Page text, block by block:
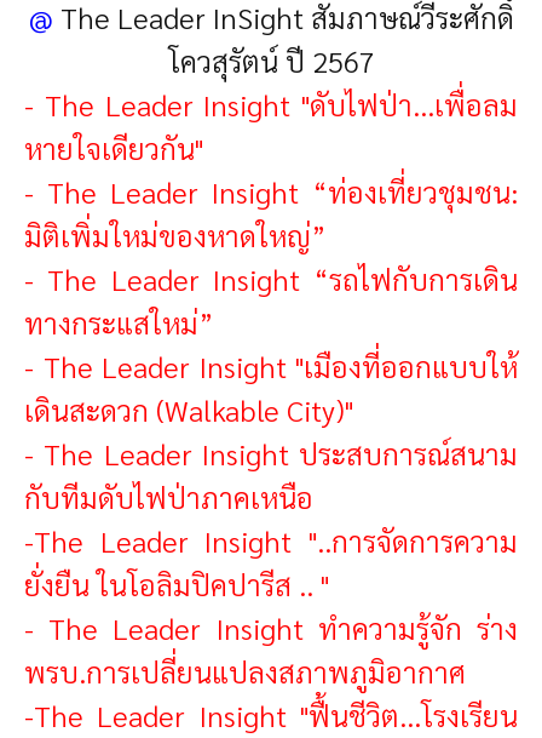
@ The Leader InSight สัมภาษณ์วีระศักดิ์
โควสุรัตน์ ปี 2567
- The Leader Insight "ดับไฟป่า...เพื่อลม
หายใจเดียวกัน"
- The Leader Insight “ท่องเที่ยวชุมชน:
มิติเพิ่มใหม่ของหาดใหญ่”
- The Leader Insight “รถไฟกับการเดิน
ทางกระแสใหม่”
- The Leader Insight "เมืองที่ออกแบบให้
เดินสะดวก (Walkable City)"
- The Leader Insight ประสบการณ์สนาม
กับทีมดับไฟป่าภาคเหนือ
-The Leader Insight "..การจัดการความ
ยั่งยืน ในโอลิมปิคปารีส .. "
- The Leader Insight ทำความรู้จัก ร่าง
พรบ.การเปลี่ยนแปลงสภาพภูมิอากาศ
-The Leader Insight "ฟื้นชีวิต...โรงเรียน